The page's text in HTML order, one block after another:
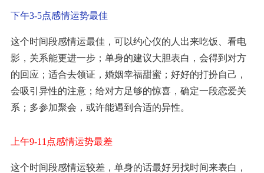
下午3-5点感情运势最佳
这个时间段感情运最佳，可以约心仪的人出来吃饭、看电
影，关系能更进一步；单身的建议大胆表白，会得到对方
的回应；适合去领证，婚姻幸福甜蜜；好好的打扮自己，
会吸引异性的注意；给对方足够的惊喜，确定一段恋爱关
系；多参加聚会，或许能遇到合适的异性。
上午9-11点感情运势最差
这个时间段感情运较差，单身的话最好另找时间来表白，